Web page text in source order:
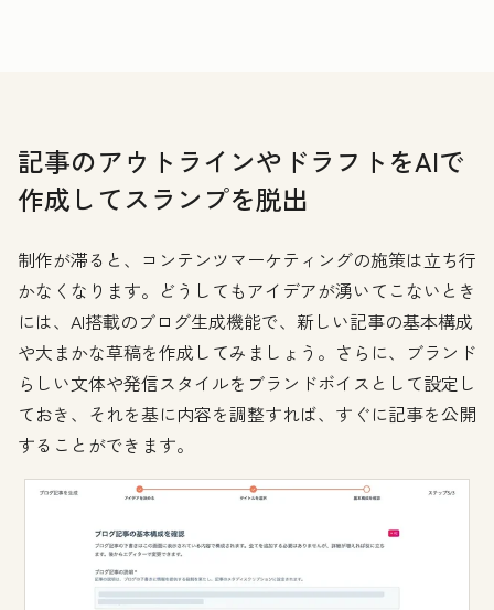
記事のアウトラインやドラフトをAIで
作成してスランプを脱出
制作が滞ると、コンテンツマーケティングの施策は立ち行
かなくなります。どうしてもアイデアが湧いてこないとき
には、AI搭載のブログ生成機能で、新しい記事の基本構成
や大まかな草稿を作成してみましょう。さらに、ブランド
らしい文体や発信スタイルをブランドボイスとして設定し
ておき、それを基に内容を調整すれば、すぐに記事を公開
することができます。